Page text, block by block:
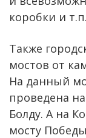
коробки и т.п.
Также
мостов от
На данный
проведена
Болду. А на
мосту